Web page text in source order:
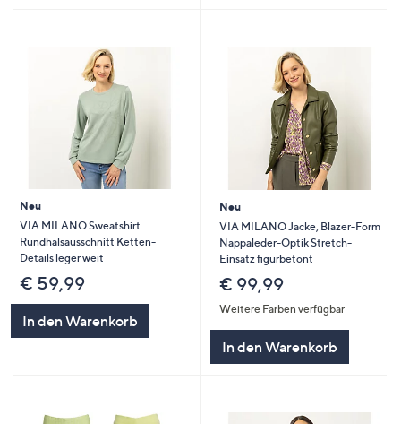
Neu
VIA MILANO Sweatshirt
Rundhalsausschnitt Ketten-
Details leger weit
€ 59,99
In den Warenkorb
Neu
VIA MILANO Jacke, Blazer-Form
Nappaleder-Optik Stretch-
Einsatz figurbetont
€ 99,99
Weitere Farben verfügbar
In den Warenkorb